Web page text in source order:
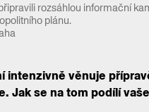
rozsáhlou informační
plánu.
intenzivně věnuje
Jak se na tom podílí